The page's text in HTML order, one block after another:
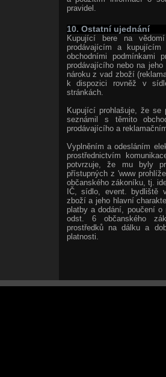
pravidel.
10. Ostatní ujednání
Kupující bere na
prodávajícím a
obchodními
prodávajícího nebo na
nároku z vad zboží
k dispozici rovněž v
stránkách.
Kupující prohlašuje, že se
seznámil s těmito
prodávajícího a
Vyplněním a odesláním
prostřednictvím
potvrzuje, že mu byly
přístupných z 'www
občanského zákoníku, tj.
IČ, sídlo, event. bydliště
zboží a jeho hlavní
platby a dodání, poučení
odst. 6 občanského
prostředků na dálku a
platnosti.